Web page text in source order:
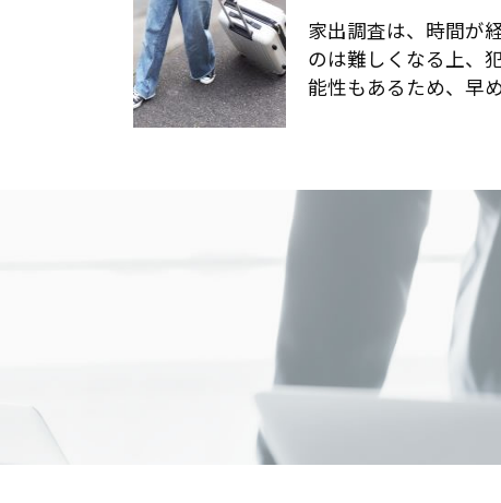
家出調査は、時間が
のは難しくなる上、
能性もあるため、早